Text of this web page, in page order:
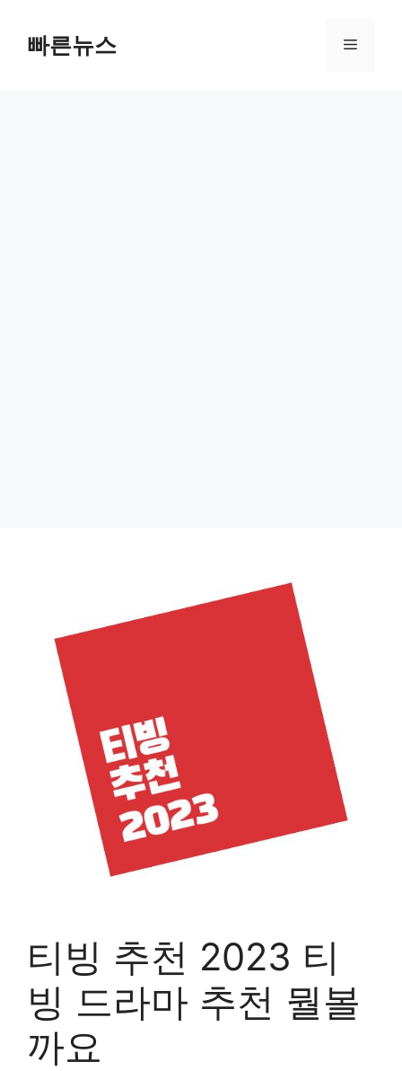
content빠른뉴스 Menu
티빙 추천 2023 티
빙 드라마 추천 뭘볼
까요